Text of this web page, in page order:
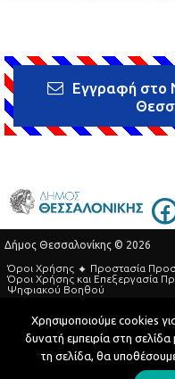
Εγγραφή στο
Δήμος Θεσσαλονίκης © 2026
Όροι Χρήσης
Προστασία
Όροι Xρήσης και Eπεξεργασία
Ψηφιακού Βοηθού
Τηλεφωνικός Κατάλογος
Developed by
Χρησιμοποιούμε cookies
δυνατή εμπειρία στη σελίδα
τη σελίδα, θα